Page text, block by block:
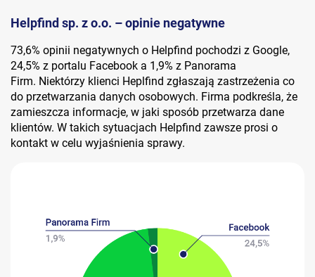
Helpfind sp. z o.o. – opinie negatywne
73,6% opinii negatywnych o Helpfind pochodzi z Google,
24,5% z portalu Facebook a 1,9% z Panorama
Firm. Niektórzy klienci Heplfind zgłaszają zastrzeżenia co
do przetwarzania danych osobowych. Firma podkreśla, że
zamieszcza informacje, w jaki sposób przetwarza dane
klientów. W takich sytuacjach Helpfind zawsze prosi o
kontakt w celu wyjaśnienia sprawy.